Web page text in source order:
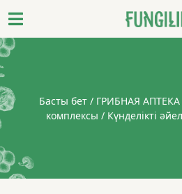
Басты бет / ГРИБНАЯ АПТЕКА
комплексы / Күнделікті